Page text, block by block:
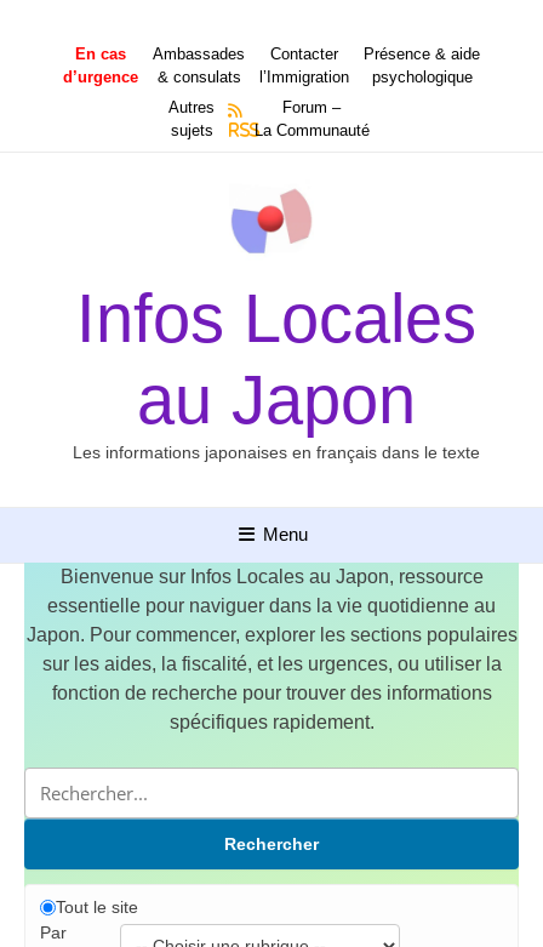
contenu
En cas
d’urgence
Ambassades
& consulats
Contacter
l’Immigration
Présence & aide
psychologique
Autres
sujets
RSS
Forum –
La Communauté
Infos Locales
au Japon
Les informations japonaises en français dans le texte
Menu
Bienvenue sur Infos Locales au Japon, ressource
essentielle pour naviguer dans la vie quotidienne au
Japon. Pour commencer, explorer les sections populaires
sur les aides, la fiscalité, et les urgences, ou utiliser la
fonction de recherche pour trouver des informations
spécifiques rapidement.
Rechercher
Tout le site
Par